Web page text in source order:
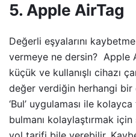
5. Apple AirTag
Değerli eşyalarını
vermeye ne dersin? Apple
küçük ve kullanışlı cihazı
değer verdiğin herhangi bir
‘Bul’ uygulaması ile
bulmanı kolaylaştırmak